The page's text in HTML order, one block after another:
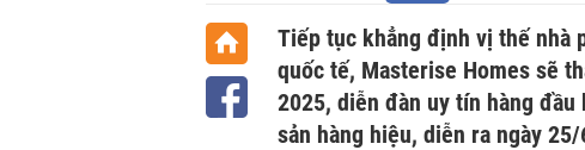
Tiếp tục khẳng định vị thế nhà
quốc tế, Masterise Homes sẽ
2025, diễn đàn uy tín hàng
sản hàng hiệu, diễn ra ngày